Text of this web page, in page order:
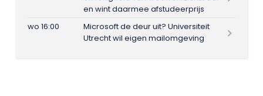
en wint daarmee afstudeerprijs
wo 16:00
Microsoft de deur uit? Universiteit
Utrecht wil eigen mailomgeving